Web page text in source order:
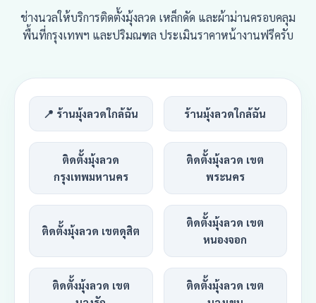
ช่างนวลให้บริการติดตั้งมุ้งลวด เหล็กดัด และผ้าม่านครอบคลุม
พื้นที่กรุงเทพฯ และปริมณฑล ประเมินราคาหน้างานฟรีครับ
📍 ร้านมุ้งลวดใกล้ฉัน ร้านมุ้งลวดใกล้ฉัน
ติดตั้งมุ้งลวด
กรุงเทพมหานคร
ติดตั้งมุ้งลวด เขต
พระนคร
ติดตั้งมุ้งลวด เขตดุสิต
ติดตั้งมุ้งลวด เขต
หนองจอก
ติดตั้งมุ้งลวด เขต
ติดตั้งมุ้งลวด เขต